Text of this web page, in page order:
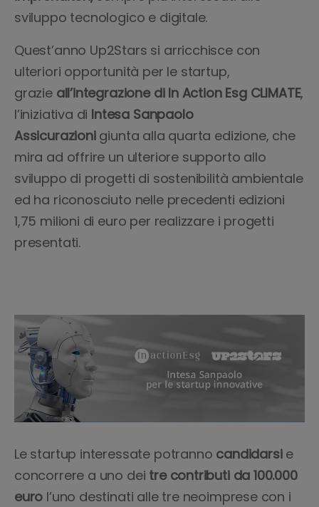
sviluppo tecnologico e digitale.
Quest’anno Up2Stars si arricchisce con
ulteriori opportunità per le startup,
grazie all’integrazione di In Action Esg CLIMATE,
l’iniziativa di Intesa Sanpaolo
Assicurazionigiunta alla quarta edizione, che
mira ad offrire un ulteriore supporto allo
sviluppo di progetti di sostenibilità ambientale
ed ha riconosciuto nelle precedenti edizioni
1,75 milioni di euro per realizzare i progetti
presentati.
Le startup interessate potranno candidarsie
concorrere a uno dei tre contributi da 100.000
euro l’uno destinati alle tre neoimprese con i